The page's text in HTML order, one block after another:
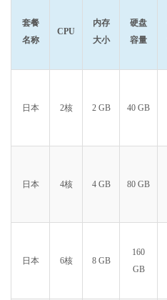
套餐
名称
CPU
内存
大小
硬盘
容量
日本 2核 2 GB 40 GB
日本 4核 4 GB 80 GB
日本 6核 8 GB
160
GB